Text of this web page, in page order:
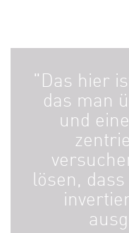
"Das hier
das man
und
lösen,